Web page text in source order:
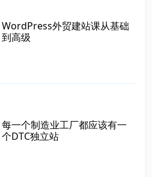
WordPress外贸建站课从基础
到高级
每一个制造业工厂都应该有一
个DTC独立站